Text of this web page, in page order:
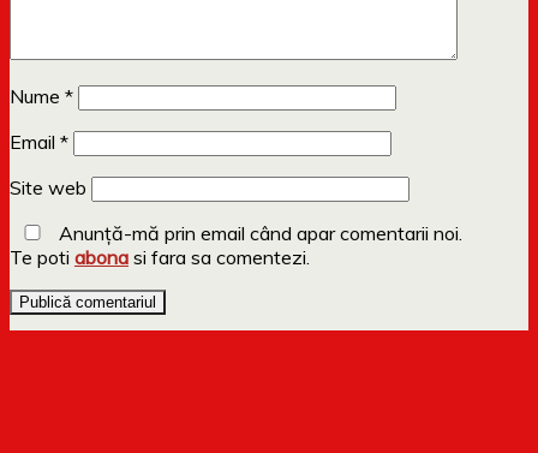
Nume *
Email *
Site web
Anunță-mă prin email când apar comentarii noi.
Te poti abona si fara sa comentezi.